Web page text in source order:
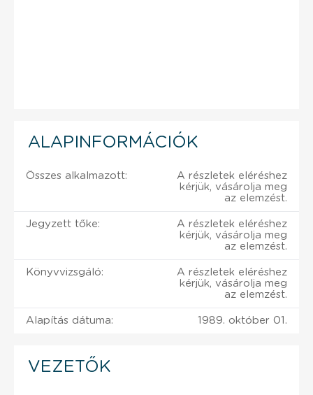
ALAPINFORMÁCIÓK
Összes alkalmazott:
A részletek eléréshez
kérjük, vásárolja meg
az elemzést.
Jegyzett tőke:
A részletek eléréshez
kérjük, vásárolja meg
az elemzést.
Könyvvizsgáló:
A részletek eléréshez
kérjük, vásárolja meg
az elemzést.
Alapítás dátuma: 1989. október 01.
VEZETŐK